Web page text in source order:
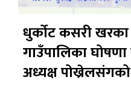
धुर्कोट कसरी
गाउँपालिका
अध्यक्ष पोख्रेलसंगको